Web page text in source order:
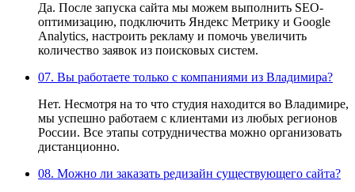
Да. После запуска сайта мы можем выполнить SEO-
оптимизацию, подключить Яндекс Метрику и Google
Analytics, настроить рекламу и помочь увеличить
количество заявок из поисковых систем.
07. Вы работаете только с компаниями из Владимира?
Нет. Несмотря на то что студия находится во Владимире,
мы успешно работаем с клиентами из любых регионов
России. Все этапы сотрудничества можно организовать
дистанционно.
08. Можно ли заказать редизайн существующего сайта?